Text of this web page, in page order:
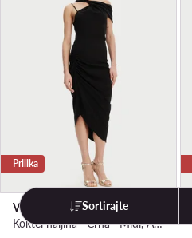
Prilika
Versace Jeans Couture
Koktel haljina · Crna · Midi, Asimetrična
Sortirajte